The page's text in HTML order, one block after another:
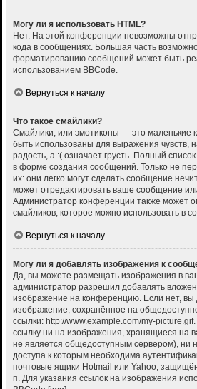
Могу ли я использовать HTML?
Нет. На этой конференции невозможны
кода в сообщениях. Большая часть
форматированию сообщений может быть
использованием BBCode.
Вернуться к началу
Что такое смайлики?
Смайлики, или эмотиконы — это маленькие
быть использованы для выражения чувств,
радость, а :( означает грусть. Полный
в форме создания сообщений. Только не
их: они легко могут сделать сообщение
может отредактировать ваше сообщение
Администратор конференции также может
смайликов, которое можно использовать в
Вернуться к началу
Могу ли я добавлять изображения к
Да, вы можете размещать изображения в
администратор разрешил добавлять
изображение на конференцию. Если нет, вы
изображение, сохранённое на
ссылки: http://www.example.com/my-
ссылку ни на изображения, хранящиеся на
не является общедоступным сервером), ни
доступа к которым необходима
почтовые ящики Hotmail или Yahoo,
п. Для указания ссылок на изображения